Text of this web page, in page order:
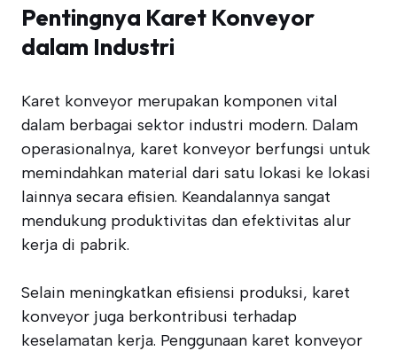
Pentingnya Karet Konveyor
dalam Industri
Karet konveyor merupakan komponen vital
dalam berbagai sektor industri modern. Dalam
operasionalnya, karet konveyor berfungsi untuk
memindahkan material dari satu lokasi ke lokasi
lainnya secara efisien. Keandalannya sangat
mendukung produktivitas dan efektivitas alur
kerja di pabrik.
Selain meningkatkan efisiensi produksi, karet
konveyor juga berkontribusi terhadap
keselamatan kerja. Penggunaan karet konveyor